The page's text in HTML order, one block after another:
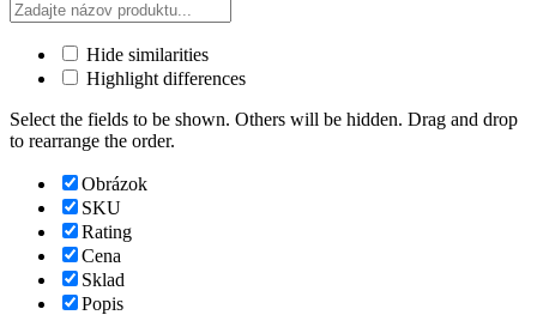
Hide similarities
Highlight differences
Select the fields to be shown. Others will be hidden. Drag and drop
to rearrange the order.
Obrázok
SKU
Rating
Cena
Sklad
Popis